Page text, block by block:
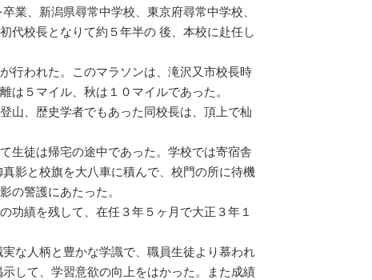
業、新潟県尋常中学校、東京府尋常中学校、
代校長となりて約５年半の 後、本校に赴任し
行われた。このマラソンは、滝沢又市校長時
は５マイル、秋は１０マイルであった。
山、歴史学者でもあった同校長は、頂上で杣
生徒は帰宅の途中であった。学校では寄宿舎
影と校旗を大八車に積んで、校門の所に待機
の警護にあたった。
功績を残して、在任３年５ヶ月で大正３年１
な人柄と豊かな学識で、職員生徒より慕われ
して、学習意欲の向上をはかった。また成績